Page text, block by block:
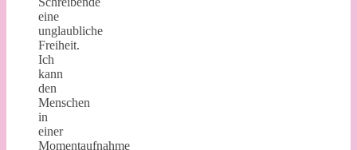
eine
unglaubliche
Freiheit.
Ich
kann
den
Menschen
in
einer
Momentaufnahme